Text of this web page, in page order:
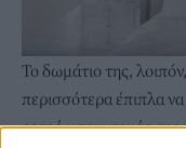
Το δωμάτιο της,
περισσότερα έπιπλα
ρετρό μπουντουάρ της